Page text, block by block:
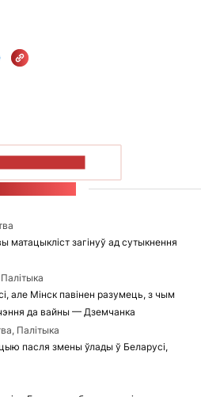
матацыкліст загінуў ад сутыкнення
але Мінск павінен разумець, з чым
да вайны — Дземчанка
Палітыка
пасля змены ўлады ў Беларусі,